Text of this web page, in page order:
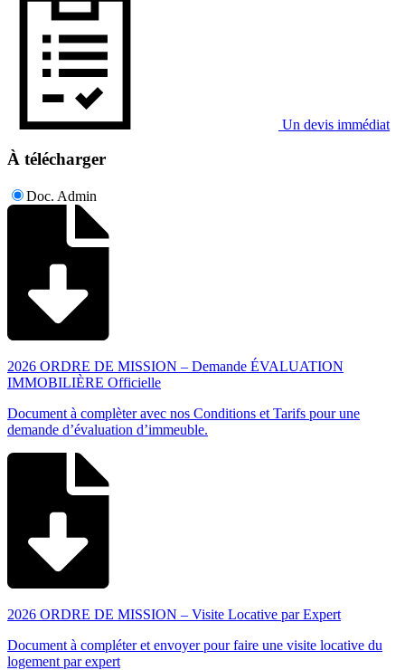
Un devis immédiat
À télécharger
Doc. Admin
2026 ORDRE DE MISSION – Demande ÉVALUATION
IMMOBILIÈRE Officielle
Document à complèter avec nos Conditions et Tarifs pour une
demande d’évaluation d’immeuble.
2026 ORDRE DE MISSION – Visite Locative par Expert
Document à compléter et envoyer pour faire une visite locative du
logement par expert